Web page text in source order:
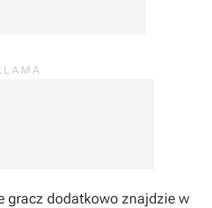
gracz dodatkowo znajdzie w